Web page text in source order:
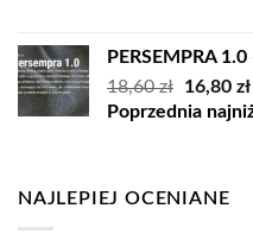
PERSEMPRA
18,60zł
cena
16,80 zł
Poprzednia
NAJLEPIEJ OCENIANE